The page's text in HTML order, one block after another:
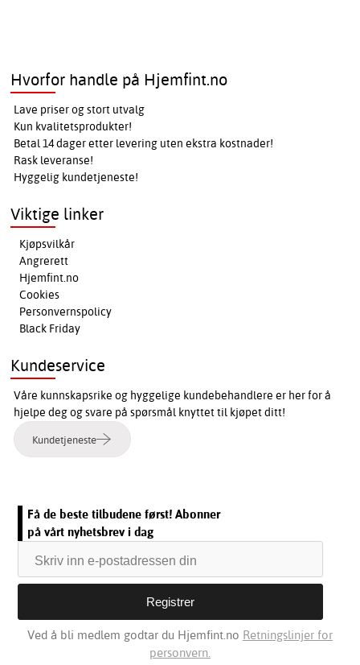
Hvorfor handle på Hjemfint.no
Lave priser og stort utvalg
Kun kvalitetsprodukter!
Betal 14 dager etter levering uten ekstra kostnader!
Rask leveranse!
Hyggelig kundetjeneste!
Viktige linker
Kjøpsvilkår
Angrerett
Hjemfint.no
Cookies
Personvernspolicy
Black Friday
Kundeservice
Våre kunnskapsrike og hyggelige kundebehandlere er her for å
hjelpe deg og svare på spørsmål knyttet til kjøpet ditt!
Kundetjeneste
Få de beste tilbudene først! Abonner
på vårt nyhetsbrev i dag
Ved å bli medlem godtar du Hjemfint.no Retningslinjer for
personvern.